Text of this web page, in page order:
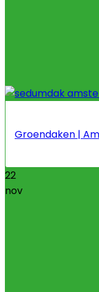
Groendaken |
22
nov